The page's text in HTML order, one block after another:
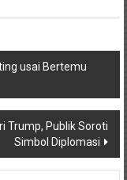
usai Bertemu
Trump, Publik Soroti
Simbol Diplomasi